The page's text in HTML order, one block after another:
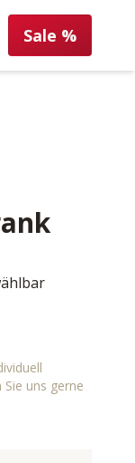
Sale %
uns gerne